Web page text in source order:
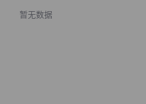
暂无数据